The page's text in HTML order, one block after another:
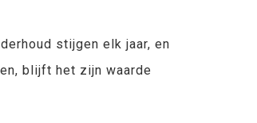
stijgen elk jaar, en
blijft het zijn waarde